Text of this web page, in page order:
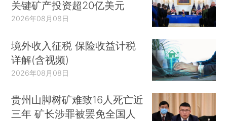
关键矿产投资超20亿美元
2026年08月08日
境外收入征税 保险收益计税
详解(含视频)
2026年08月08日
贵州山脚树矿难致16人死亡近
三年 矿长涉罪被罢免全国人